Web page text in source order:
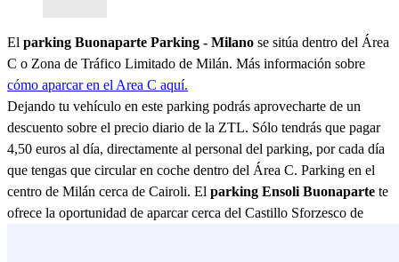
El parking Buonaparte Parking - Milano se sitúa dentro del Área
C o Zona de Tráfico Limitado de Milán. Más información sobre
cómo aparcar en el Area C aquí.
Dejando tu vehículo en este parking podrás aprovecharte de un
descuento sobre el precio diario de la ZTL. Sólo tendrás que pagar
4,50 euros al día, directamente al personal del parking, por cada día
que tengas que circular en coche dentro del Área C. Parking en el
centro de Milán cerca de Cairoli. El parking Ensoli Buonaparte te
ofrece la oportunidad de aparcar cerca del Castillo Sforzesco de